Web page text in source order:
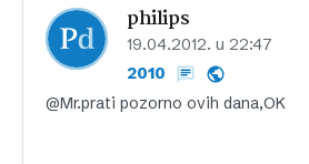
philips
19.04.2012. u 22:47
2010
@Mr.prati pozorno ovih dana,OK